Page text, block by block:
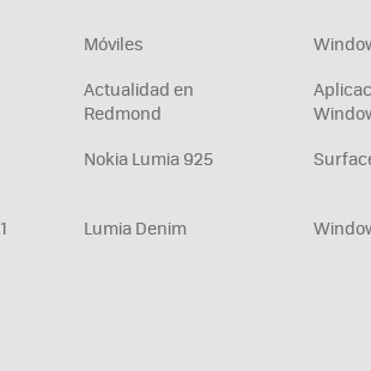
Móviles
Actualidad en
Redmond
Nokia Lumia 925
Lumia Denim